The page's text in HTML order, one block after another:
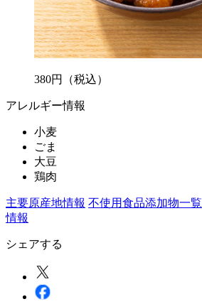
380円 （税込）
アレルギー情報
小麦
ごま
大豆
鶏肉
主要原産地情報 不使用食品添加物一覧
情報
シェアする